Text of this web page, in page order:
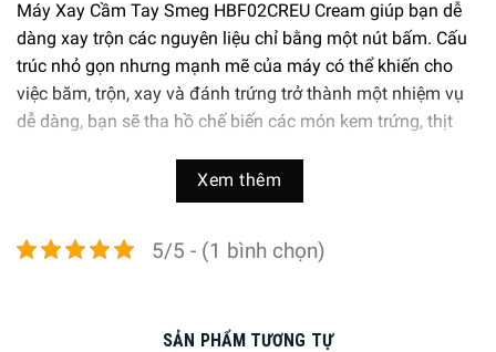
Máy Xay Cầm Tay Smeg HBF02CREU Cream giúp bạn dễ
dàng xay trộn các nguyên liệu chỉ bằng một nút bấm. Cấu
trúc nhỏ gọn nhưng mạnh mẽ của máy có thể khiến cho
việc băm, trộn, xay và đánh trứng trở thành một nhiệm vụ
dễ dàng, bạn sẽ tha hồ chế biến các món kem trứng, thịt
Xem thêm
5/5 - (1 bình chọn)
SẢN PHẨM TƯƠNG TỰ